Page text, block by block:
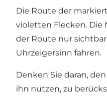
Die Route der
violetten Flecken. Die
der Route nur
Uhrzeigersinn fahren.
Denken Sie daran,
ihn nutzen, zu